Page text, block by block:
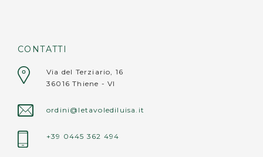
Ondulato: 39x30 cm
Avvertenze:
• non appoggiare oggetti roventi (pentole,
teiere, caffettiere calde) direttamente sulla
superficie.
CONTATTI
Via del Terziario, 16
36016 Thiene - VI
ordini@letavolediluisa.it
+39 0445 362 494